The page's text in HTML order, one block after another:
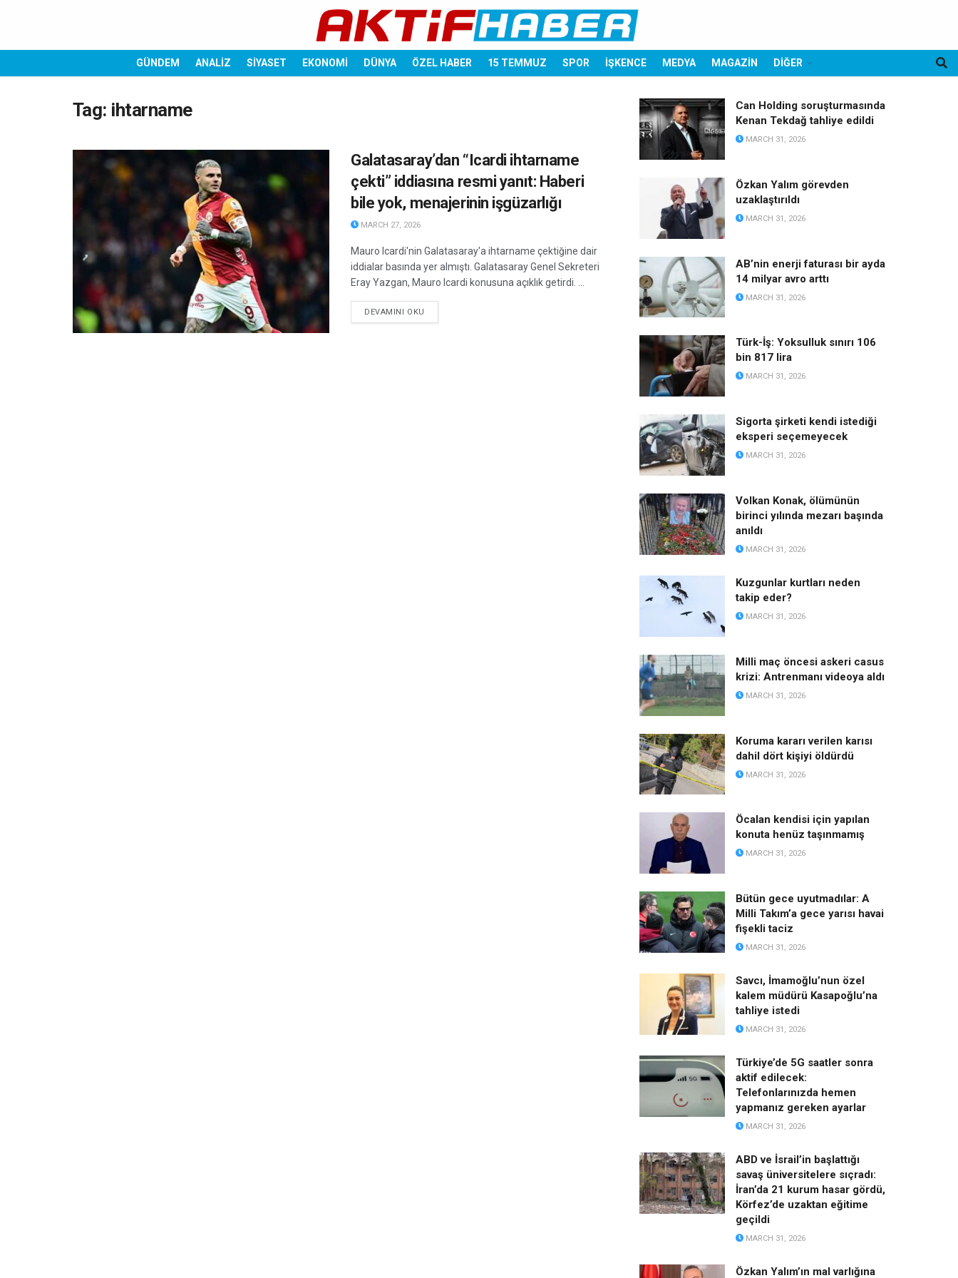
GÜNDEM ANALİZ SİYASET EKONOMİ DÜNYA ÖZEL HABER 15 TEMMUZ SPOR İŞKENCE MEDYA MAGAZİN DİĞER
Tag: ihtarname
Galatasaray’dan “Icardi ihtarname
çekti” iddiasına resmi yanıt: Haberi
bile yok, menajerinin işgüzarlığı
MARCH 27, 2026
Mauro Icardi'nin Galatasaray'a ihtarname çektiğine dair
iddialar basında yer almıştı. Galatasaray Genel Sekreteri
Eray Yazgan, Mauro Icardi konusuna açıklık getirdi. ...
DEVAMINI OKU
Can Holding soruşturmasında
Kenan Tekdağ tahliye edildi
MARCH 31, 2026
Özkan Yalım görevden
uzaklaştırıldı
MARCH 31, 2026
AB’nin enerji faturası bir ayda
14 milyar avro arttı
MARCH 31, 2026
Türk-İş: Yoksulluk sınırı 106
bin 817 lira
MARCH 31, 2026
Sigorta şirketi kendi istediği
eksperi seçemeyecek
MARCH 31, 2026
Volkan Konak, ölümünün
birinci yılında mezarı başında
anıldı
MARCH 31, 2026
Kuzgunlar kurtları neden
takip eder?
MARCH 31, 2026
Milli maç öncesi askeri casus
krizi: Antrenmanı videoya aldı
MARCH 31, 2026
Koruma kararı verilen karısı
dahil dört kişiyi öldürdü
MARCH 31, 2026
Öcalan kendisi için yapılan
konuta henüz taşınmamış
MARCH 31, 2026
Bütün gece uyutmadılar: A
Milli Takım’a gece yarısı havai
fişekli taciz
MARCH 31, 2026
Savcı, İmamoğlu’nun özel
kalem müdürü Kasapoğlu’na
tahliye istedi
MARCH 31, 2026
Türkiye’de 5G saatler sonra
aktif edilecek:
Telefonlarınızda hemen
yapmanız gereken ayarlar
MARCH 31, 2026
ABD ve İsrail’in başlattığı
savaş üniversitelere sıçradı:
İran’da 21 kurum hasar gördü,
Körfez’de uzaktan eğitime
geçildi
MARCH 31, 2026
Özkan Yalım’ın mal varlığına